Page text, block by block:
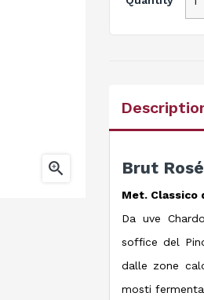
 Brut Rosé
Met. Classico
Da uve
soffice del
dalle zone
mosti